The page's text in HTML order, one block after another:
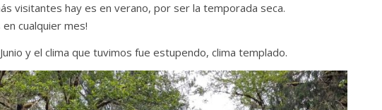
visitantes hay es en verano, por ser la temporada seca.
cualquier mes!
y el clima que tuvimos fue estupendo, clima templado.